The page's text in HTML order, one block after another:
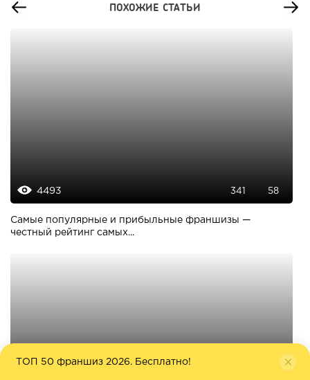
ПОХОЖИЕ СТАТЬИ
4493 341 58
Самые популярные и прибыльные франшизы —
честный рейтинг самых...
ТОП 50 франшиз 2026. Бесплатно!